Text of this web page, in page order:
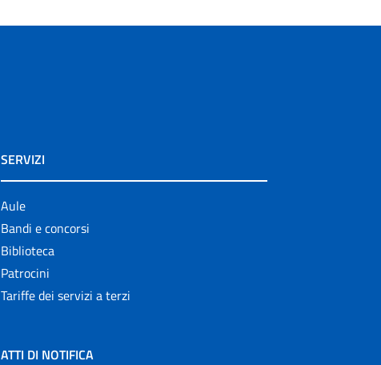
SERVIZI
Aule
Bandi e concorsi
Biblioteca
Patrocini
Tariffe dei servizi a terzi
ATTI DI NOTIFICA